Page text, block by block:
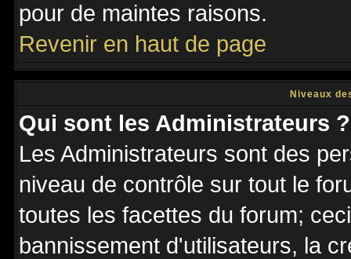
pour de maintes raisons.
Revenir en haut de page
Niveaux
Qui sont les Administrateurs ?
Les Administrateurs sont des
niveau de contrôle sur tout le
toutes les facettes du forum;
bannissement d'utilisateurs, la